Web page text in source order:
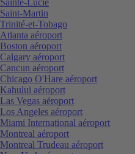
Saint-Martin
Trinité-et-Tobago
Atlanta aéroport
Boston aéroport
Calgary aéroport
Cancun aéroport
Chicago O'Hare aéroport
Kahului aéroport
Las Vegas aéroport
Los Angeles aéroport
Miami International aéroport
Montreal aéroport
Montreal Trudeau aéroport